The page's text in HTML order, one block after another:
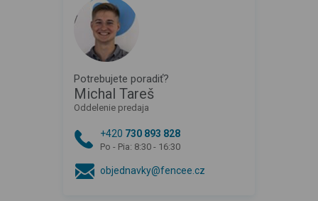
Potrebujete poradiť?
Michal Tareš
Oddelenie predaja
+420 730 893 828
Po - Pia: 8:30 - 16:30
objednavky@fencee.cz